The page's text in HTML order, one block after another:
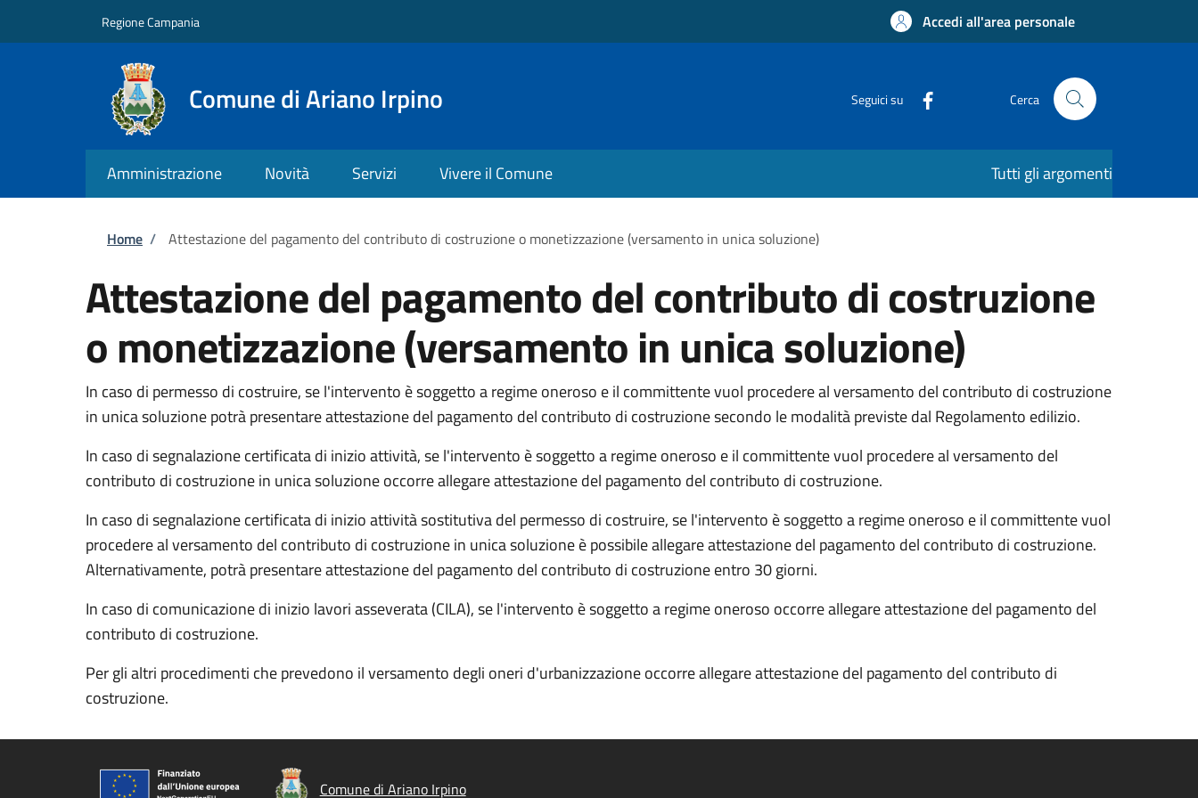
Regione Campania Accedi all'area personale
Comune di Ariano Irpino Seguici su Cerca
Amministrazione Novità Servizi Vivere il Comune Tutti gli argomenti
Briciole di pane
Home / Attestazione del pagamento del contributo di costruzione o monetizzazione (versamento in unica soluzione)
Attestazione del pagamento del contributo di costruzione
o monetizzazione (versamento in unica soluzione)
In caso di permesso di costruire, se l'intervento è soggetto a regime oneroso e il committente vuol procedere al versamento del contributo di costruzione
in unica soluzione potrà presentare attestazione del pagamento del contributo di costruzione secondo le modalità previste dal Regolamento edilizio.
In caso di segnalazione certificata di inizio attività, se l'intervento è soggetto a regime oneroso e il committente vuol procedere al versamento del
contributo di costruzione in unica soluzione occorre allegare attestazione del pagamento del contributo di costruzione.
In caso di segnalazione certificata di inizio attività sostitutiva del permesso di costruire, se l'intervento è soggetto a regime oneroso e il committente vuol
procedere al versamento del contributo di costruzione in unica soluzione è possibile allegare attestazione del pagamento del contributo di costruzione.
Alternativamente, potrà presentare attestazione del pagamento del contributo di costruzione entro 30 giorni.
In caso di comunicazione di inizio lavori asseverata (CILA), se l'intervento è soggetto a regime oneroso occorre allegare attestazione del pagamento del
contributo di costruzione.
Per gli altri procedimenti che prevedono il versamento degli oneri d'urbanizzazione occorre allegare attestazione del pagamento del contributo di
costruzione.
Comune di Ariano Irpino